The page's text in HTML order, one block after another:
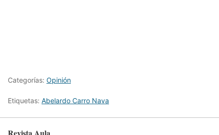
Categorías: Opinión
Etiquetas: Abelardo Carro Nava
Revista Aula